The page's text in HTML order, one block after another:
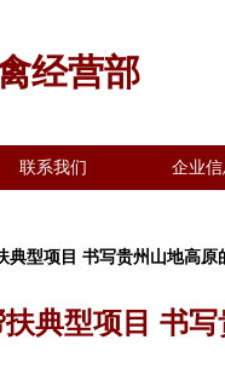
经营部
联系我们 企业信
典型项目 书写贵州山地高
典型项目 书